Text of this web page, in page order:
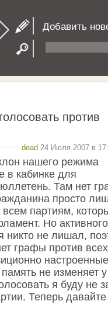
Добавить
против
dead 24 Июля 2007 в
нашего режима
в кабинке для
Там нет
просто
партиям,
Но активного
никто не лишал,
графы против
настроенные
не изменяет
я буду не
Теперь давайте